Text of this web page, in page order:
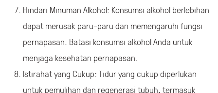
Hindari Minuman Alkohol: Konsumsi alkohol berlebihan
dapat merusak paru-paru dan memengaruhi fungsi
pernapasan. Batasi konsumsi alkohol Anda untuk
menjaga kesehatan pernapasan.
Istirahat yang Cukup: Tidur yang cukup diperlukan
untuk pemulihan dan regenerasi tubuh, termasuk